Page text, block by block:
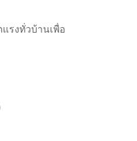
แรงทั่วบ้านเพื่อ